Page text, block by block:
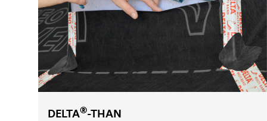
DELTA®-THAN